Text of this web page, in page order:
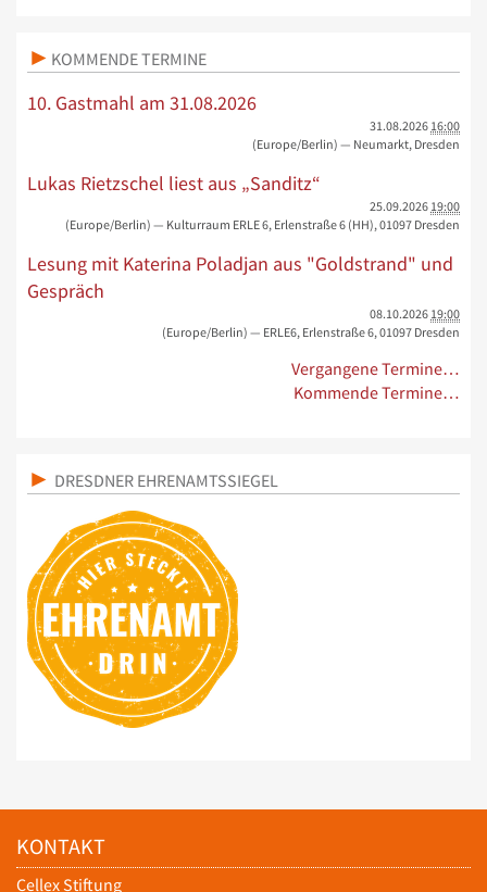
KOMMENDE TERMINE
10. Gastmahl am 31.08.2026
31.08.2026 16:00
(Europe/Berlin) — Neumarkt, Dresden
Lukas Rietzschel liest aus „Sanditz“
25.09.2026 19:00
(Europe/Berlin) — Kulturraum ERLE 6, Erlenstraße 6 (HH), 01097 Dresden
Lesung mit Katerina Poladjan aus "Goldstrand" und
Gespräch
08.10.2026 19:00
(Europe/Berlin) — ERLE6, Erlenstraße 6, 01097 Dresden
Vergangene Termine…
Kommende Termine…
DRESDNER EHRENAMTSSIEGEL
KONTAKT
Cellex Stiftung